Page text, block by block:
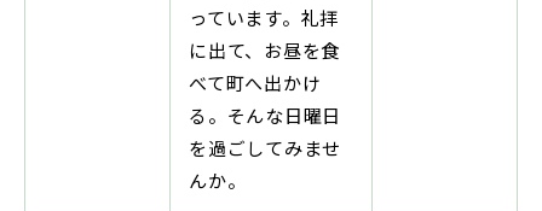
っています。礼拝
に出て、お昼を食
べて町へ出かけ
る。そんな日曜日
を過ごしてみませ
んか。